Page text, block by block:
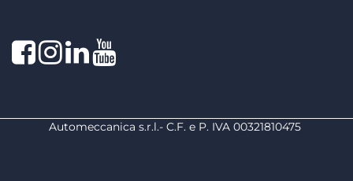
FacebookInstagram
linkedin
Automeccanica s.r.l.- C.F. e P. IVA 00321810475